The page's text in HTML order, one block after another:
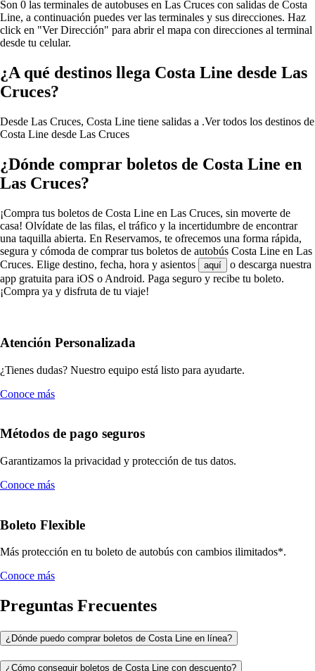
Son 0 las terminales de autobuses en Las Cruces con salidas de Costa
Line, a continuación puedes ver las terminales y sus direcciones. Haz
click en "Ver Dirección" para abrir el mapa con direcciones al terminal
desde tu celular.
¿A qué destinos llega Costa Line desde Las
Cruces?
Desde Las Cruces, Costa Line tiene salidas a .Ver todos los destinos de
Costa Line desde Las Cruces
¿Dónde comprar boletos de Costa Line en
Las Cruces?
¡Compra tus boletos de Costa Line en Las Cruces, sin moverte de
casa! Olvídate de las filas, el tráfico y la incertidumbre de encontrar
una taquilla abierta. En Reservamos, te ofrecemos una forma rápida,
segura y cómoda de comprar tus boletos de autobús Costa Line en Las
Cruces. Elige destino, fecha, hora y asientos
aquí
o descarga nuestra
app gratuita para iOS o Android. Paga seguro y recibe tu boleto.
¡Compra ya y disfruta de tu viaje!
Atención Personalizada
¿Tienes dudas? Nuestro equipo está listo para ayudarte.
Conoce más
Métodos de pago seguros
Garantizamos la privacidad y protección de tus datos.
Conoce más
Boleto Flexible
Más protección en tu boleto de autobús con cambios ilimitados*.
Conoce más
Preguntas Frecuentes
¿Dónde puedo comprar boletos de Costa Line en línea?
¿Cómo conseguir boletos de Costa Line con descuento?